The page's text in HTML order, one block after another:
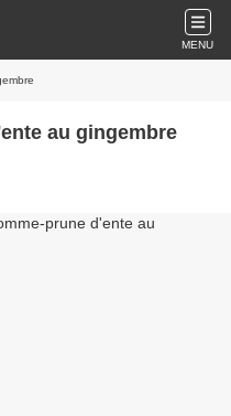
MENU
au gingembre